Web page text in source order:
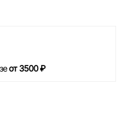
от 3500 ₽